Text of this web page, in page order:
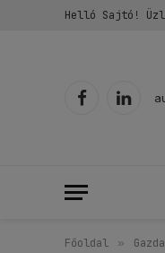
Helló Sajtó!
Facebook
Főoldal »